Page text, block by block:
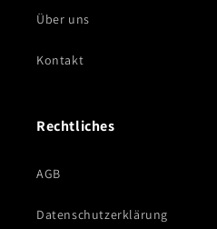
Über uns
Kontakt
Rechtliches
AGB
Datenschutzerklärung